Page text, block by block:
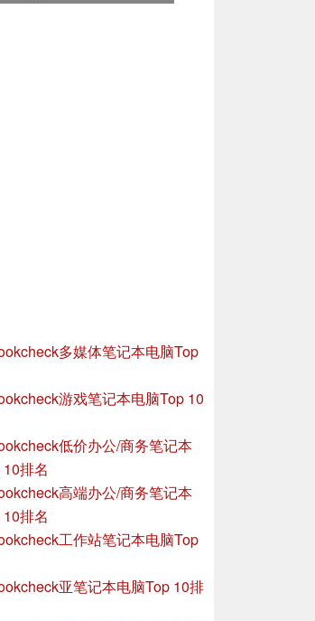
多媒体笔记本电脑Top
游戏笔记本电脑Top 10
低价办公/商务笔记本
排名
高端办公/商务笔记本
排名
工作站笔记本电脑Top
亚笔记本电脑Top 10排